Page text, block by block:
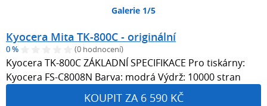
Galerie 1/5
Kyocera Mita TK-800C - originální
0 % (0 hodnocení)
Kyocera TK-800C ZÁKLADNÍ SPECIFIKACE Pro tiskárny:
Kyocera FS-C8008N Barva: modrá Výdrž: 10000 stran
KOUPIT ZA 6 590 KČ